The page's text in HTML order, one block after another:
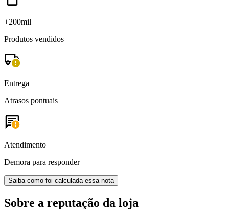
+200mil
Produtos vendidos
Entrega
Atrasos pontuais
Atendimento
Demora para responder
Saiba como foi calculada essa nota
Sobre a reputação da loja